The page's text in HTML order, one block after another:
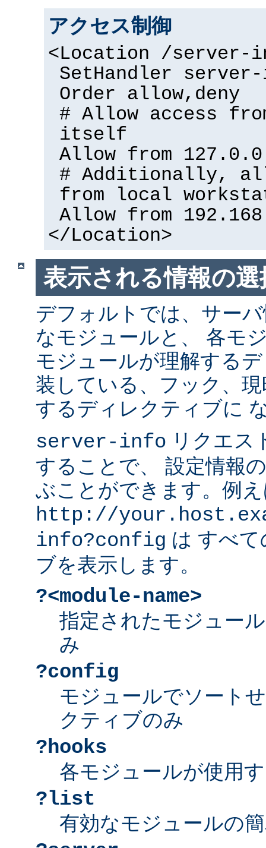
アクセス制御
<Location /server-
SetHandler
Order allow,deny
# Allow access
itself
Allow from
# Additionally,
from local
Allow from
</Location>
表示される情報の選
デフォルトでは、サー
なモジュールと、 各モ
モジュールが理解する
装している、フック、
するディレクティブに
server-info リクエス
することで、 設定情報
ぶことができます。例
http://
info?config は すべ
ブを表示します。
?<module-name>
指定されたモジュー
み
?config
モジュールでソート
クティブのみ
?hooks
各モジュールが使用
?list
有効なモジュールの